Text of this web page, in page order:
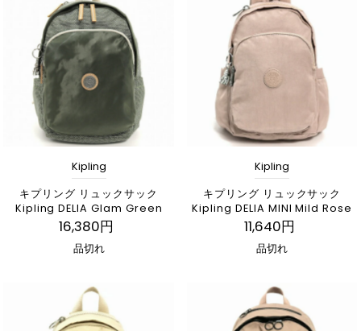
Kipling
キプリング リュックサック
Kipling DELIA Glam Green
16,380円
品切れ
Kipling
キプリング リュックサック
Kipling DELIA MINI Mild Rose
11,640円
品切れ